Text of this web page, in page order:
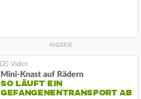
Mini-Knast auf Rädern
SO LÄUFT EIN
GEFANGENENTRANSPORT AB